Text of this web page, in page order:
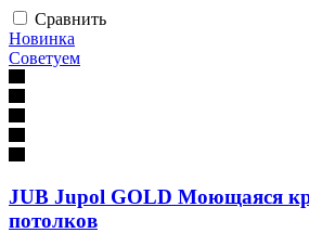
Сравнить
Новинка
Советуем
JUB Jupol GOLD Моющаяся
потолков